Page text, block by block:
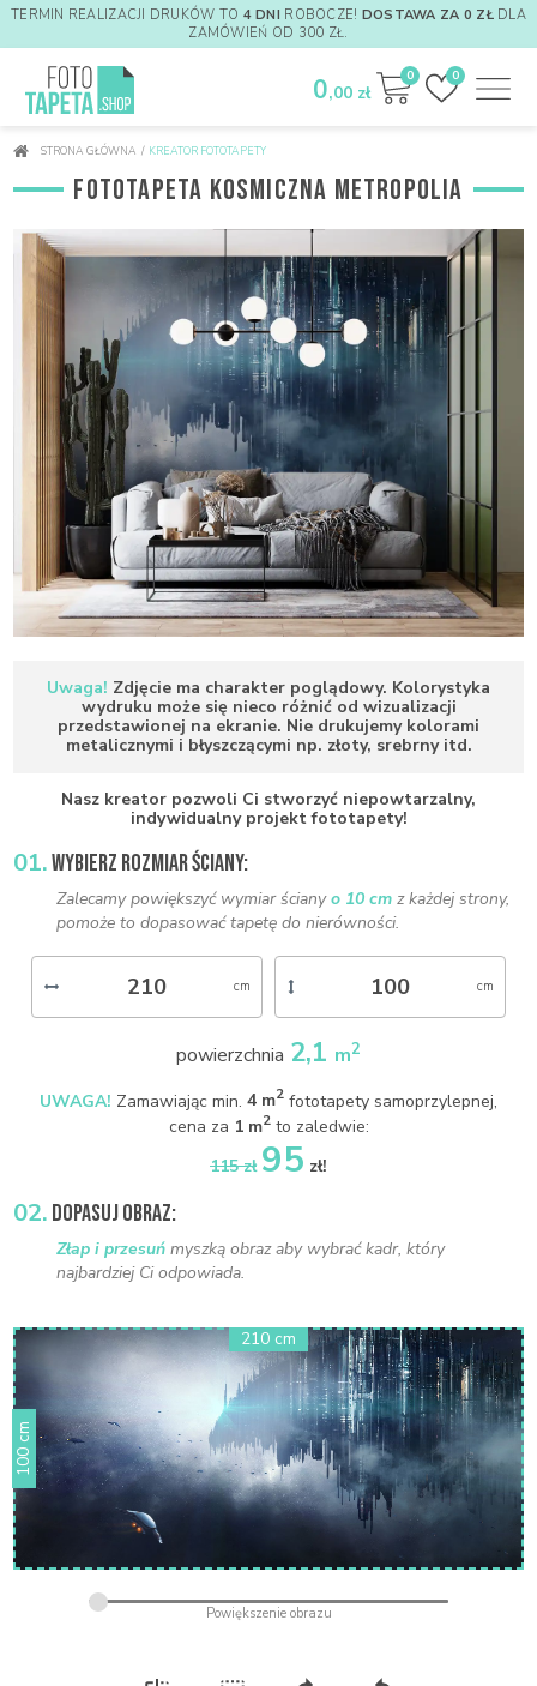
TERMIN REALIZACJI DRUKÓW TO 4 DNI ROBOCZE! DOSTAWA ZA 0 ZŁDLA
ZAMÓWIEŃ OD 300 ZŁ.
0
0
0,00 zł
STRONA GŁÓWNA / KREATOR FOTOTAPETY
FOTOTAPETA KOSMICZNA METROPOLIA
Uwaga! Zdjęcie ma charakter poglądowy. Kolorystyka
wydruku może się nieco różnić od wizualizacji
przedstawionej na ekranie. Nie drukujemy kolorami
metalicznymi i błyszczącymi np. złoty, srebrny itd.
Nasz kreator pozwoli Ci stworzyć niepowtarzalny,
indywidualny projekt fototapety!
01.WYBIERZ ROZMIAR ŚCIANY:
Zalecamy powiększyć wymiar ścianyo 10 cm z każdej strony,
pomoże to dopasować tapetę do nierówności.
powierzchnia 2,1 m2
UWAGA! Zamawiając min. 4 m2 fototapety samoprzylepnej,
cena za 1 m2to zaledwie:
115 zł 95 zł!
02. DOPASUJ OBRAZ:
Złap i przesuń myszką obraz aby wybrać kadr, który
najbardziej Ci odpowiada.